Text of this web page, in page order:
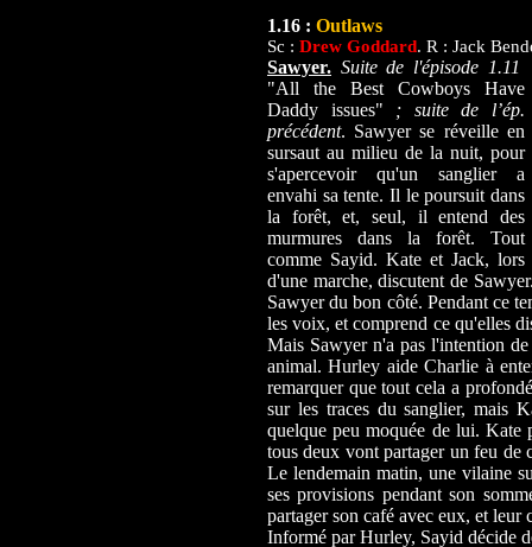
1.16 : Outlaws
Sc : Drew Goddard. R : Jack
Sawyer. Suite de l'épisode 1.11
"All the Best Cowboys Have
Daddy issues"
; suite de l’ép.
précédent. Sawyer se réveille en
sursaut au milieu de la nuit, pour
s'apercevoir qu'un sanglier a
envahi sa tente. Il le poursuit dans
la forêt, et, seul, il entend des
murmures dans la forêt. Tout
comme Sayid. Kate et Jack, lors
d'une marche, discutent de
Sawyer du bon côté. Pendant ce
les voix, et comprend ce qu'elles
Mais Sawyer n'a pas l'intention
animal. Hurley aide Charlie à
remarquer que tout cela a
sur les traces du sanglier, mais
quelque peu moquée de lui. Kate
tous deux vont partager un feu de
Le lendemain matin, une vilaine
ses provisions pendant son
partager son café avec eux, et leur
Informé par Hurley, Sayid décide